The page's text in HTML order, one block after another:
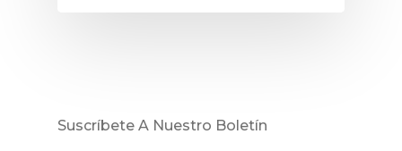
Suscríbete A Nuestro BoletínSentencias